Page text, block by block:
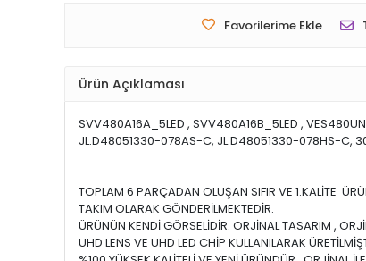
Favorilerime Ekle
Ürün Açıklaması
SVV480A16A_5LED , SVV480A16B_5LED ,
JL.D48051330-078AS-C, JL.D48051330-078HS-C,
TOPLAM 6 PARÇADAN OLUŞAN SIFIR VE 1.KALİTE
TAKIM OLARAK GÖNDERİLMEKTEDİR.
ÜRÜNÜN KENDİ GÖRSELİDİR. ORJİNAL TASARIM ,
UHD LENS VE UHD LED CHİP KULLANILARAK